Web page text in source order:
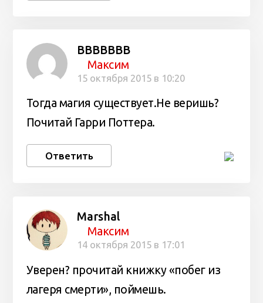
ВВВВВВВ
Максим
15 октября 2015 в 10:20
Тогда магия существует.Не веришь?
Почитай Гарри Поттера.
Ответить
Marshal
Максим
14 октября 2015 в 17:01
Уверен? прочитай книжку «побег из
лагеря смерти», поймешь.